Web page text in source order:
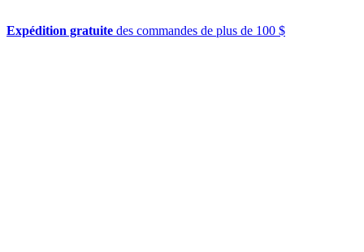
Expédition gratuite des commandes de plus de 100 $